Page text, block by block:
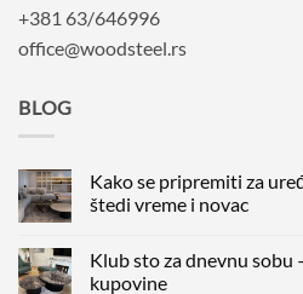
+381 63/646996
office@woodsteel.rs
BLOG
Kako se pripremiti za
štedi vreme i novac
na
Kako
Klub sto za dnevnu sobu
kupovine